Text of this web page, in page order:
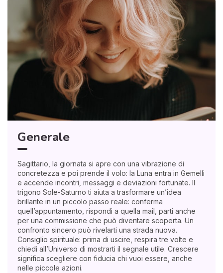
Generale
Sagittario, la giornata si apre con una vibrazione di
concretezza e poi prende il volo: la Luna entra in Gemelli
e accende incontri, messaggi e deviazioni fortunate. Il
trigono Sole-Saturno ti aiuta a trasformare un’idea
brillante in un piccolo passo reale: conferma
quell’appuntamento, rispondi a quella mail, parti anche
per una commissione che può diventare scoperta. Un
confronto sincero può rivelarti una strada nuova.
Consiglio spirituale: prima di uscire, respira tre volte e
chiedi all’Universo di mostrarti il segnale utile. Crescere
significa scegliere con fiducia chi vuoi essere, anche
nelle piccole azioni.